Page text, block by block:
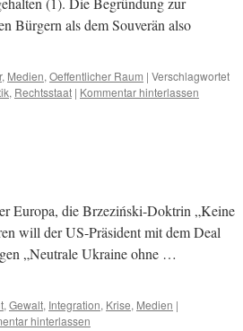
Bürgern als dem Souverän also
, Medien, Oeffentlicher Raum | Verschlagwortet
, Rechtsstaat | Kommentar hinterlassen
Europa, die Brzeziński-Doktrin „Keine
will der US-Präsident mit dem Deal
„Neutrale Ukraine ohne …
, Gewalt, Integration, Krise, Medien |
hinterlassen